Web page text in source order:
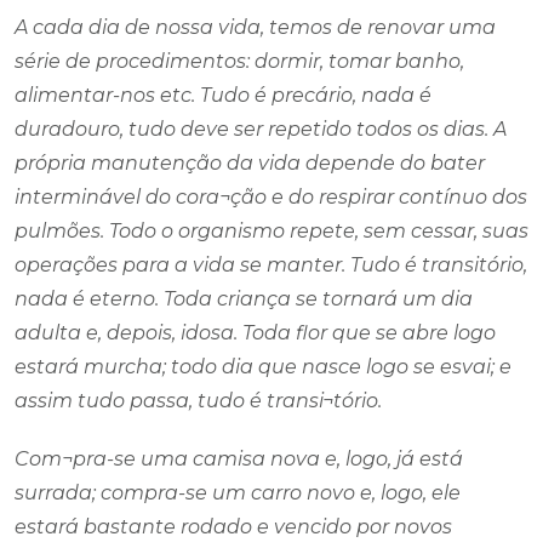
A cada dia de nossa vida, temos de renovar uma
série de procedimentos: dormir, tomar banho,
alimentar-nos etc. Tudo é precário, nada é
duradouro, tudo deve ser repetido todos os dias. A
própria manutenção da vida depende do bater
interminável do cora¬ção e do respirar contínuo dos
pulmões. Todo o organismo repete, sem cessar, suas
operações para a vida se manter. Tudo é transitório,
nada é eterno. Toda criança se tornará um dia
adulta e, depois, idosa. Toda flor que se abre logo
estará murcha; todo dia que nasce logo se esvai; e
assim tudo passa, tudo é transi¬tório.
Com¬pra-se uma camisa nova e, logo, já está
surrada; compra-se um carro novo e, logo, ele
estará bastante rodado e vencido por novos